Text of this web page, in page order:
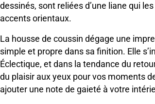
dessinés, sont reliées d’une liane qui
accents orientaux.
La housse de coussin dégage une
simple et propre dans sa finition. Elle
Éclectique, et dans la tendance du
du plaisir aux yeux pour vos moments
ajouter une note de gaieté à votre